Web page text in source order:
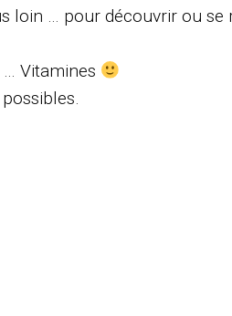
loin … pour découvrir ou se
Vitamines